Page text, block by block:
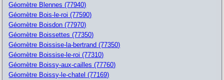
Géomètre Blennes (77940)
Géomètre Bois-le-roi (77590)
Géomètre Boisdon (77970)
Géomètre Boissettes (77350)
Géomètre Boissise-la-bertrand (77350)
Géomètre Boissise-le-roi (77310)
Géomètre Boissy-aux-cailles (77760)
Géomètre Boissy-le-chatel (77169)